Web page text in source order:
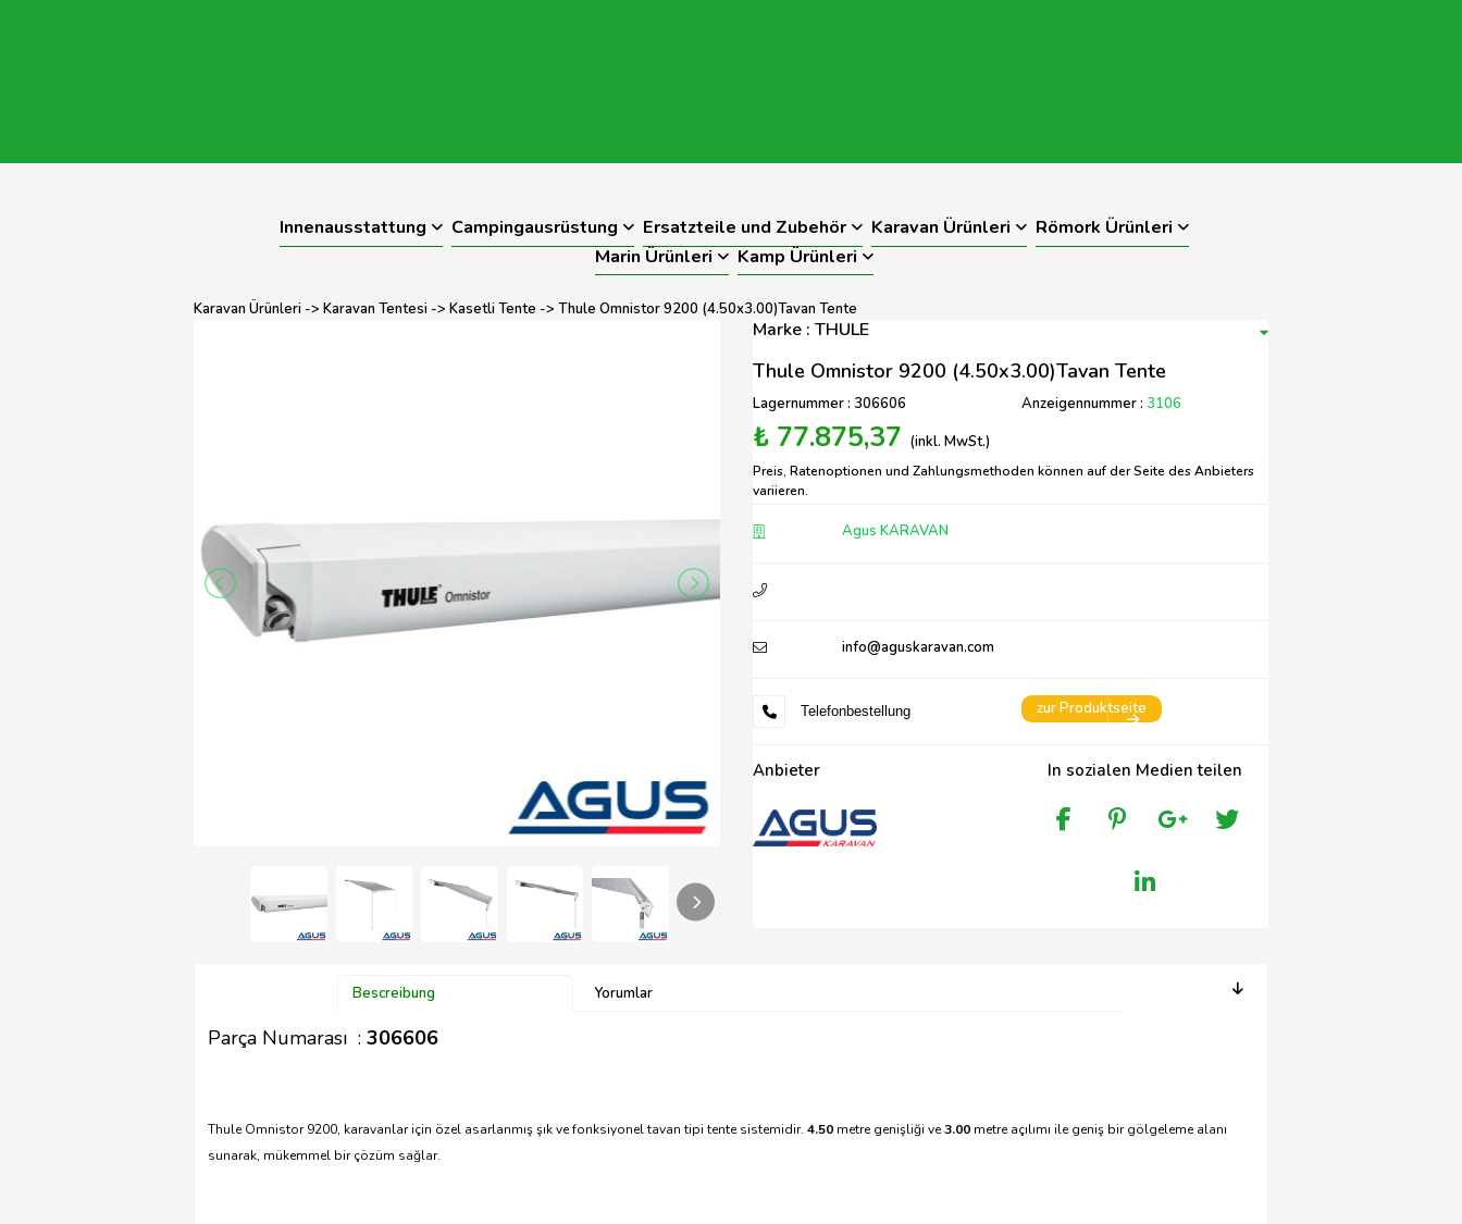
Innenausstattung Campingausrüstung Ersatzteile und Zubehör Karavan Ürünleri
Römork Ürünleri
Marin Ürünleri
Kamp Ürünleri
Karavan Ürünleri -> Karavan Tentesi -> Kasetli Tente -> Thule Omnistor 9200 (4.50x3.00)Tavan Tente
Marke : THULE
Thule Omnistor 9200 (4.50x3.00)Tavan Tente
Lagernummer : 306606 Anzeigennummer : 3106
₺ 77.875,37 (inkl. MwSt.)
Preis, Ratenoptionen und Zahlungsmethoden können auf der Seite des Anbieters
variieren.
Agus KARAVAN
info@aguskaravan.com
Telefonbestellung zur Produktseite
Anbieter In sozialen Medien teilen
Bescreibung Yorumlar
Parça Numarası : 306606
Thule Omnistor 9200, karavanlar için özel asarlanmış şık ve fonksiyonel tavan tipi tente sistemidir. 4.50metre genişliği ve3.00 metre açılımı ile geniş bir gölgeleme alanı
sunarak, mükemmel bir çözüm sağlar.